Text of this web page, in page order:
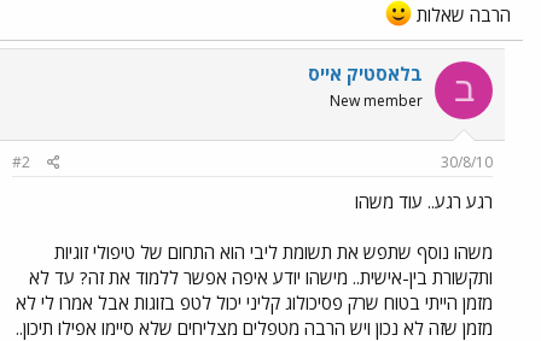
הרבה שאלות
ב בלאסטיק אייס
New member
30/8/10
#2
רגע רגע.. עוד משהו
משהו נוסף שתפש את תשומת ליבי הוא התחום של טיפולי זוגיות
ותקשורת בין-אישית.. מישהו יודע איפה אפשר ללמוד את זה? עד לא
מזמן הייתי בטוח שרק פסיכולוג קליני יכול לטפ בזוגות אבל אמרו לי לא
מזמן שזה לא נכון ויש הרבה מטפלים מצליחים שלא סיימו אפילו תיכון..